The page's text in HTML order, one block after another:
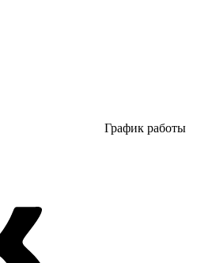
График работы